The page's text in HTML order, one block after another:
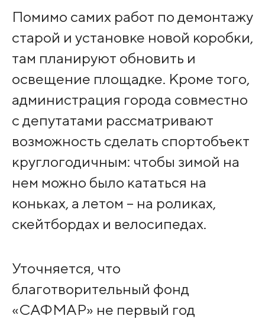
Помимо самих работ по демонтажу
старой и установке новой коробки,
там планируют обновить и
освещение площадке. Кроме того,
администрация города совместно
с депутатами рассматривают
возможность сделать спортобъект
круглогодичным: чтобы зимой на
нем можно было кататься на
коньках, а летом – на роликах,
скейтбордах и велосипедах.
Уточняется, что
благотворительный фонд
«САФМАР» не первый год